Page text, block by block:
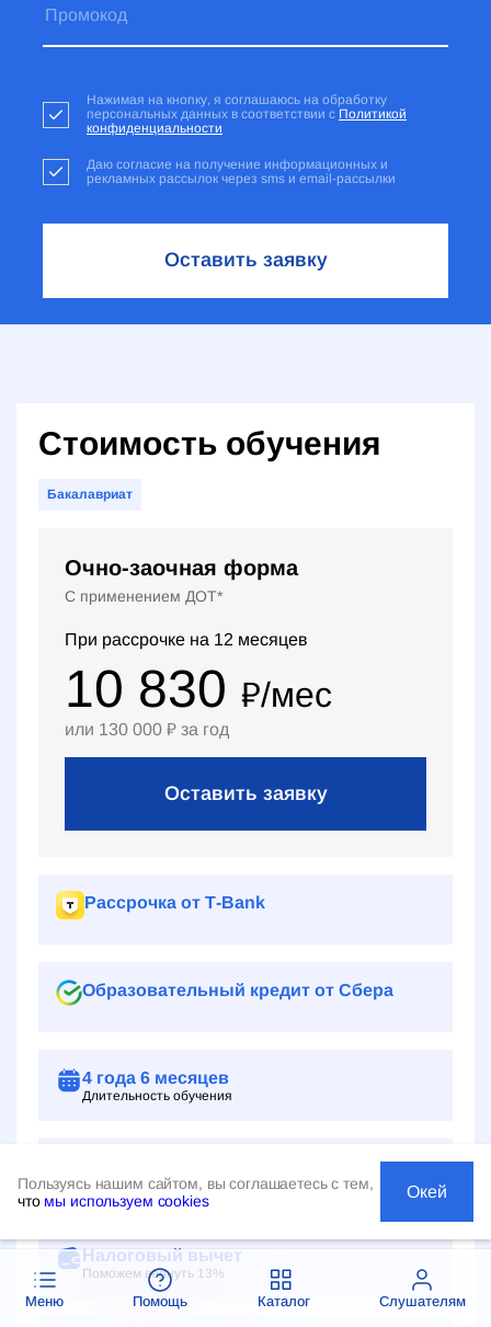
Нажимая на кнопку, я соглашаюсь на обработку
персональных данных в соответствии с Политикой
конфиденциальности
Даю согласие на получение информационных и
рекламных рассылок через sms и email-рассылки
Оставить заявку
Стоимость обучения
Бакалавриат
Очно-заочная форма
С применением ДОТ*
При рассрочке на 12 месяцев
10 830 ₽/мес
или 130 000 ₽ за год
Оставить заявку
Рассрочка от Т‑Bank
Образовательный кредит от Сбера
4 года 6 месяцев
Длительность обучения
Ближайшее зачисление
Налоговый вычет
Поможем вернуть 13%
Меню Помощь Каталог Слушателям
Пользуясь нашим сайтом, вы соглашаетесь с тем,
что мы используем cookies Окей